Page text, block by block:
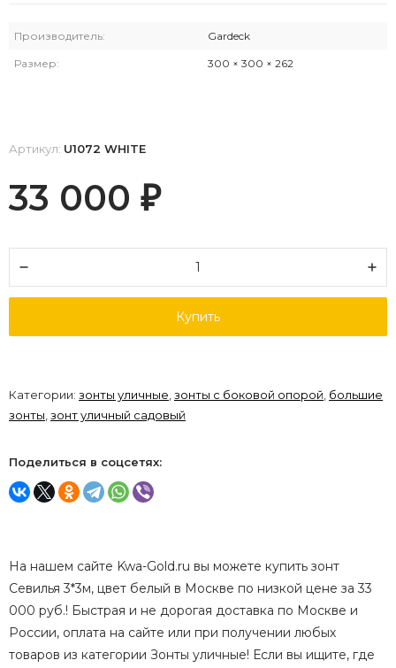
Производитель: Gardeck
Размер: 300 × 300 × 262
Артикул: U1072 WHITE
33 000 ₽
Купить
Категории: зонты уличные зонты с боковой опорой большие
зонты зонт уличный садовый
Поделиться в соцсетях:
На нашем сайте Kwa-Gold.ru вы можете купить зонт
Севилья 3*3м, цвет белый в Москве по низкой цене за 33
000 руб.! Быстрая и не дорогая доставка по Москве и
России, оплата на сайте или при получении любых
товаров из категории Зонты уличные! Если вы ищите, где